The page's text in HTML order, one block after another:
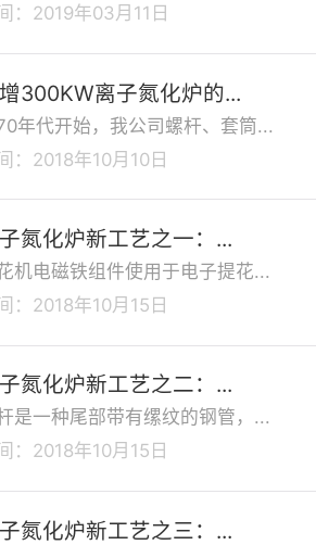
：2019年03月11日
300KW离子氮化炉的...
年代开始，我公司螺杆、套筒...
：2018年10月10日
氮化炉新工艺之一：...
机电磁铁组件使用于电子提花...
：2018年10月15日
氮化炉新工艺之二：...
是一种尾部带有缧纹的钢管，...
：2018年10月15日
氮化炉新工艺之三：...